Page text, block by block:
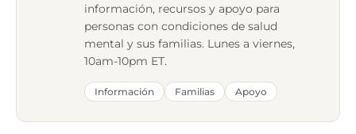
información, recursos y apoyo para
personas con condiciones de salud
mental y sus familias. Lunes a viernes,
10am-10pm ET.
Información Familias Apoyo